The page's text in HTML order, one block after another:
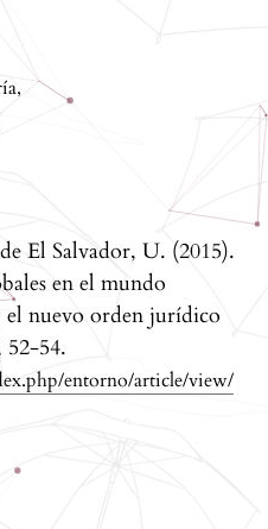
,
El Salvador, U. (2015).
en el mundo
el nuevo orden jurídico
52-54.
entorno/article/view/